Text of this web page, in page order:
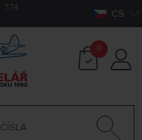
774
CS
0